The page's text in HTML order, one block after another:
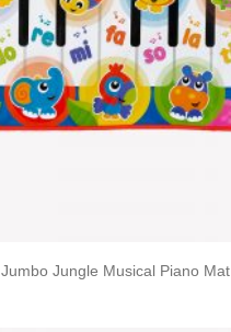
Jumbo Jungle Musical Piano Mat